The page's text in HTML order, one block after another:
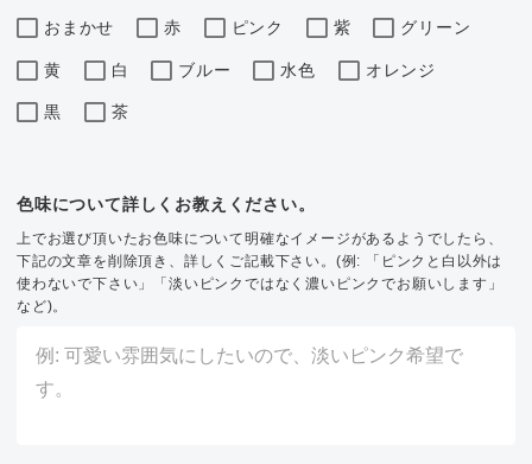
おまかせ 赤 ピンク 紫 グリーン
黄 白 ブルー 水色 オレンジ
黒 茶
色味について詳しくお教えください。
上でお選び頂いたお色味について明確なイメージがあるようでしたら、
下記の文章を削除頂き、詳しくご記載下さい。(例: 「ピンクと白以外は
使わないで下さい」「淡いピンクではなく濃いピンクでお願いします」
など)。